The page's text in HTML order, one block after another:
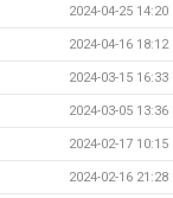
2024-04-25 14:20
2024-04-16 18:12
2024-03-15 16:33
2024-03-05 13:36
2024-02-17 10:15
2024-02-16 21:28